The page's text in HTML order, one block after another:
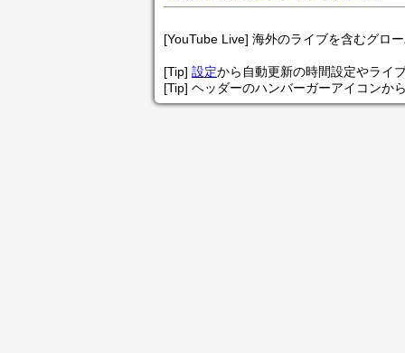
[YouTube Live] 海外のライブを含むグロ
[Tip] 設定から自動更新の時間設定やライ
[Tip] ヘッダーのハンバーガーアイコンか